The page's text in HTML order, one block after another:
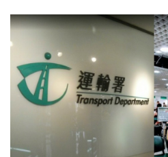
教學評測
EduTech
IT Times
生成式AI與雲端應用
Enterprise Digital Transformation
特集